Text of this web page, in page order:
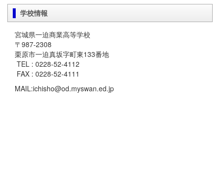
学校情報
宮城県一迫商業高等学校
〒987-2308
栗原市一迫真坂字町東133番地
TEL : 0228-52-4112
FAX : 0228-52-4111
MAIL:ichisho@od.myswan.ed.jp